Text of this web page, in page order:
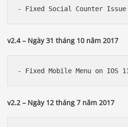
v2.4 – Ngày 31 tháng 10 năm 2017
v2.2 – Ngày 12 tháng 7 năm 2017